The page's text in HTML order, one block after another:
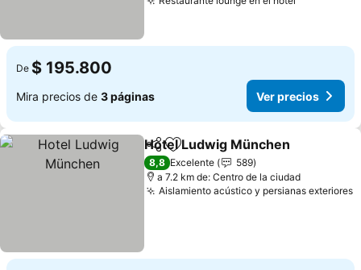
De $ 195.800
Mira precios de 3 páginas Ver precios
CompartirAgregar a favoritos
Hotel Ludwig München
8,8 Excelente
589
a 7.2 km de: Centro de la ciudad
Aislamiento acústico y persianas exteriores